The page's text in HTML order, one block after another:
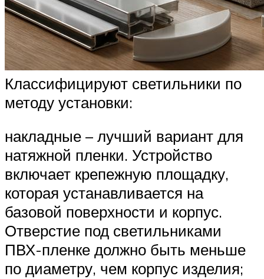
Классифицируют светильники по
методу установки:
накладные – лучший вариант для
натяжной пленки. Устройство
включает крепежную площадку,
которая устанавливается на
базовой поверхности и корпус.
Отверстие под светильниками
ПВХ-пленке должно быть меньше
по диаметру, чем корпус изделия;